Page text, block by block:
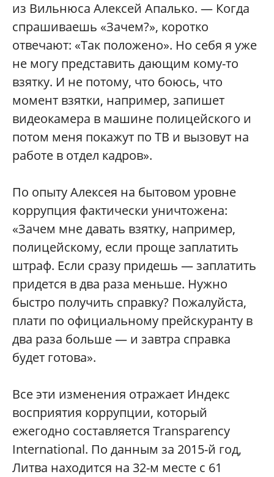
из Вильнюса Алексей Апалько. — Когда
спрашиваешь «Зачем?», коротко
отвечают: «Так положено». Но себя я уже
не могу представить дающим кому-то
взятку. И не потому, что боюсь, что
момент взятки, например, запишет
видеокамера в машине полицейского и
потом меня покажут по ТВ и вызовут на
работе в отдел кадров».
По опыту Алексея на бытовом уровне
коррупция фактически уничтожена:
«Зачем мне давать взятку, например,
полицейскому, если проще заплатить
штраф. Если сразу придешь — заплатить
придется в два раза меньше. Нужно
быстро получить справку? Пожалуйста,
плати по официальному прейскуранту в
два раза больше — и завтра справка
будет готова».
Все эти изменения отражает Индекс
восприятия коррупции, который
ежегодно составляется Transparency
International. По данным за 2015-й год,
Литва находится на 32-м месте с 61